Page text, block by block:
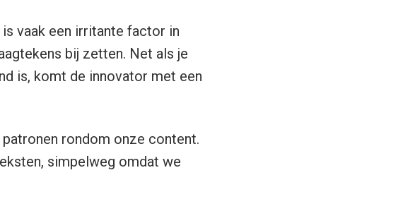
vaak een irritante factor in
bij zetten. Net als je
is, komt de innovator met een
rondom onze content.
simpelweg omdat we